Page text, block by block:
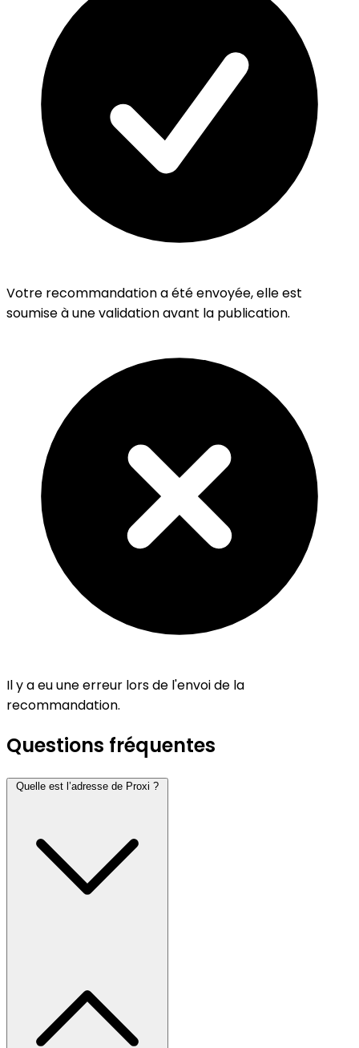
Votre recommandation a été envoyée, elle est
soumise à une validation avant la publication.
Il y a eu une erreur lors de l'envoi de la
recommandation.
Questions fréquentes
Quelle est l’adresse de Proxi ?